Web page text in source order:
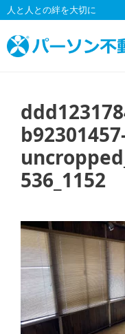
コ
ン
テ
ン
人と人との絆を大切に
536_1152